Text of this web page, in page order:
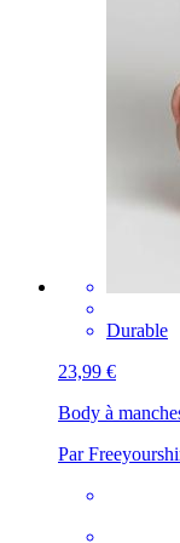
Durable
23,99 €
Body à
Par